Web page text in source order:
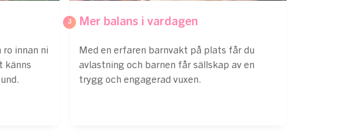
innan ni
känns
3 Mer balans i vardagen
Med en erfaren barnvakt på plats får du
avlastning och barnen får sällskap av en
trygg och engagerad vuxen.